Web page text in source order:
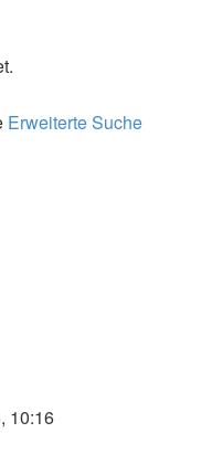
Erweiterte Suche
10:16